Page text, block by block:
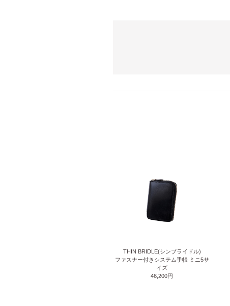
THIN BRIDLE(シンブライドル)
ファスナー付きシステム手帳 ミニ5サ
イズ
46,200円